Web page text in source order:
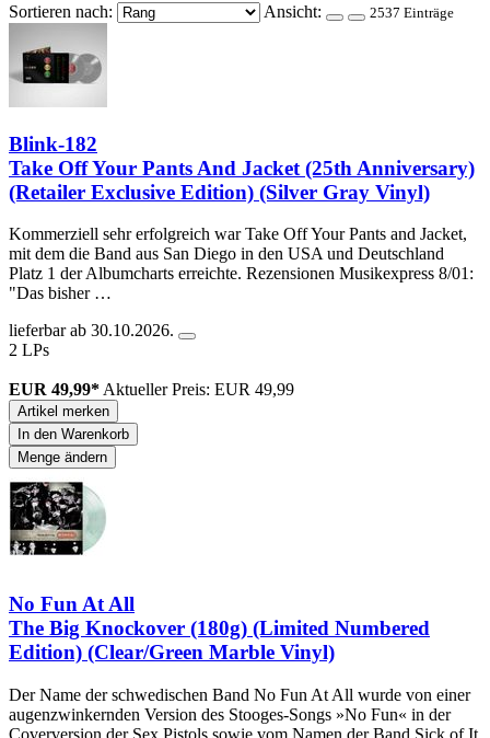
Sortieren nach: Ansicht: 2537 Einträge
Blink-182
Take Off Your Pants And Jacket (25th Anniversary)
(Retailer Exclusive Edition) (Silver Gray Vinyl)
Kommerziell sehr erfolgreich war Take Off Your Pants and Jacket,
mit dem die Band aus San Diego in den USA und Deutschland
Platz 1 der Albumcharts erreichte. Rezensionen Musikexpress 8/01:
"Das bisher …
lieferbar ab 30.10.2026.
2 LPs
EUR 49,99* Aktueller Preis: EUR 49,99
Artikel merken
In den Warenkorb
Menge ändern
No Fun At All
The Big Knockover (180g) (Limited Numbered
Edition) (Clear/Green Marble Vinyl)
Der Name der schwedischen Band No Fun At All wurde von einer
augenzwinkernden Version des Stooges-Songs »No Fun« in der
Coverversion der Sex Pistols sowie vom Namen der Band Sick of It